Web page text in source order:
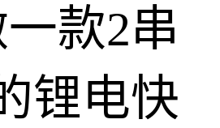
款2串
锂电快